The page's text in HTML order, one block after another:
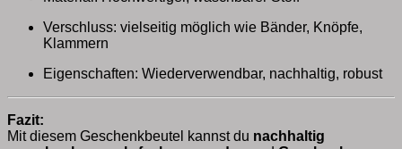
Verschluss: vielseitig möglich wie Bänder, Knöpfe,
Klammern
Eigenschaften: Wiederverwendbar, nachhaltig, robust
Fazit:
Mit diesem Geschenkbeutel kannst du nachhaltig